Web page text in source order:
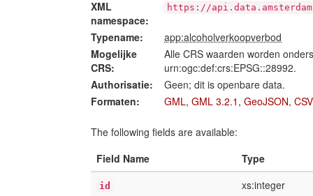
XML
namespace:
https://
Typename:
app:alcoholverkoopverbod
Mogelijke
CRS:
Alle CRS waarden worden
urn:ogc:def:crs:EPSG::28992.
Authorisatie:
Geen; dit is openbare data.
Formaten:
GML, GML 3.2.1 , GeoJSON, CSV
The following fields are available:
Field Name
Type
id xs:integer